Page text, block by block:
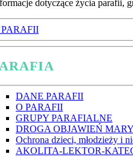
dotyczące życia parafii,
DANE PARAFII
O PARAFII
GRUPY PARAFIALNE
DROGA OBJAWIEŃ
Ochrona dzieci, młodzieży i
AKOLITA-LEKTOR-